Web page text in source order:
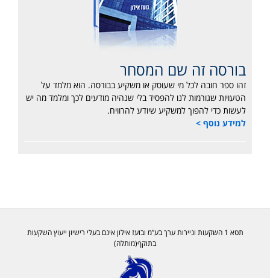
בורסה זה שם המסחר
זהו ספר חובה לכל מי שעוסק או משקיע בבורסה. הוא מלמד על
הטעויות שגורמות לנו להפסיד בלי שנהיה מודעים לכך ומלמד מה יש
לעשות כדי להפוך למשקיע שיודע להרוויח.
למידע נוסף >
תטא 1 השקעות וניירות ערך בע”מ ובועז אילון אינם בעלי רישיון ייעוץ השקעות
בתוקף(מותלה)